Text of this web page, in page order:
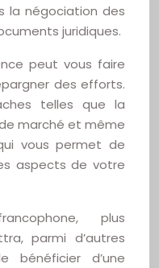
la négociation des
juridiques.
peut vous faire
des efforts.
telles que la
marché et même
vous permet de
aspects de votre
plus
parmi d’autres
bénéficier d’une